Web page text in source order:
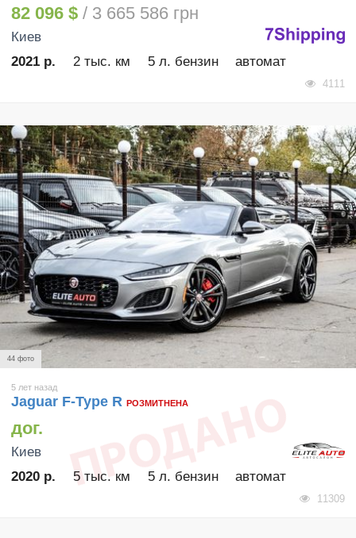
82 096 $ / 3 665 586 грн
Киев
2021 р.
2 тыс. км 5 л. бензин автомат
4111
44 фото
5 лет назад
Jaguar F-Type R РОЗМИТНЕНА
дог.
Киев
2020 р.
5 тыс. км 5 л. бензин автомат
11309